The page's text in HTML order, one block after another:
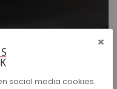
Advanced edition
×
social media cookies.